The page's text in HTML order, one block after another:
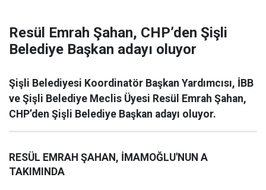
Resül Emrah Şahan, CHP’den Şişli
Belediye Başkan adayı oluyor
Şişli Belediyesi Koordinatör Başkan Yardımcısı, İBB
ve Şişli Belediye Meclis Üyesi Resül Emrah Şahan,
CHP’den Şişli Belediye Başkan adayı oluyor.
RESÜL EMRAH ŞAHAN, İMAMOĞLU'NUN A
TAKIMINDA